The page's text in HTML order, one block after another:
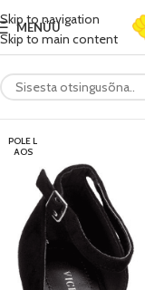
Skip to navigation
Skip to main content
MENÜÜ
POLE L
AOS